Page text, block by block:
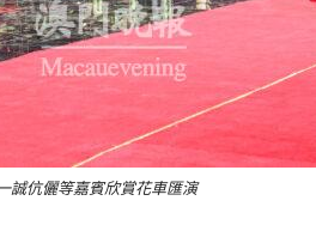
誠伉儷等嘉賓欣賞花車匯演